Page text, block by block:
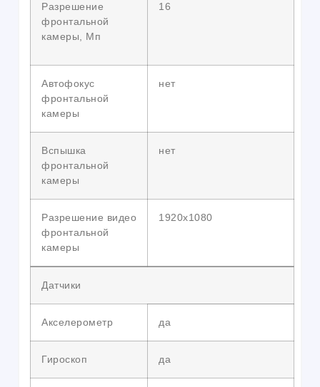
Разрешение
фронтальной
камеры, Мп
16
Автофокус
фронтальной
камеры
нет
Вспышка
фронтальной
камеры
нет
Разрешение видео
фронтальной
камеры
1920х1080
Датчики
Акселерометр да
Гироскоп да